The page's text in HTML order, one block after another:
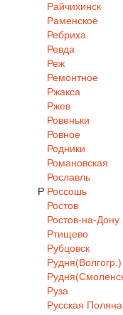
Р
Райчихинск
Раменское
Ребриха
Ревда
Реж
Ремонтное
Ржакса
Ржев
Ровеньки
Ровное
Родники
Романовская
Рославль
Россошь
Ростов
Ростов-на-Дону
Ртищево
Рубцовск
Рудня(Волгогр.)
Руза
Русская Поляна